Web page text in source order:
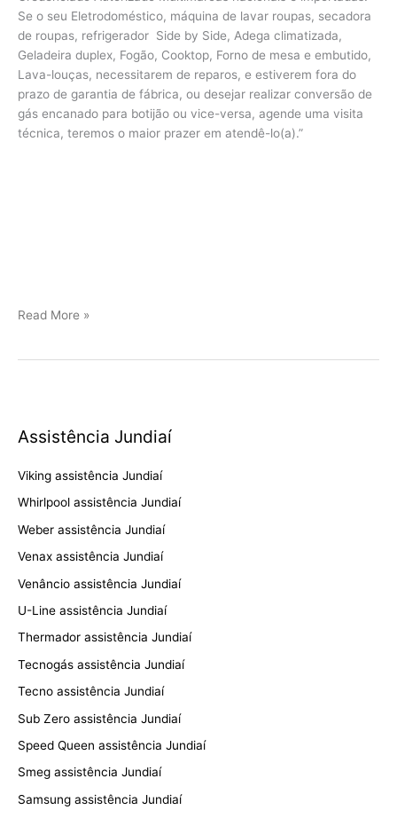
Se o seu Eletrodoméstico, máquina de lavar roupas, secadora
de roupas, refrigerador Side by Side, Adega climatizada,
Geladeira duplex, Fogão, Cooktop, Forno de mesa e embutido,
Lava-louças, necessitarem de reparos, e estiverem fora do
prazo de garantia de fábrica, ou desejar realizar conversão de
gás encanado para botijão ou vice-versa, agende uma visita
técnica, teremos o maior prazer em atendê-lo(a).”
Viking
Read More »
Assistência Jundiaí
Viking assistência Jundiaí
Whirlpool assistência Jundiaí
Weber assistência Jundiaí
Venax assistência Jundiaí
Venâncio assistência Jundiaí
U-Line assistência Jundiaí
Thermador assistência Jundiaí
Tecnogás assistência Jundiaí
Tecno assistência Jundiaí
Sub Zero assistência Jundiaí
Speed Queen assistência Jundiaí
Smeg assistência Jundiaí
Samsung assistência Jundiaí